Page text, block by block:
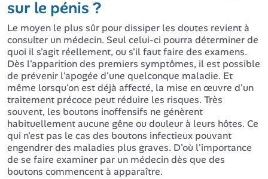
sur le pénis ?
Le moyen le plus sûr pour dissiper les doutes revient à
consulter un médecin. Seul celui-ci pourra déterminer de
quoi il s'agit réellement, ou s'il faut faire des examens.
Dès l'apparition des premiers symptômes, il est possible
de prévenir l'apogée d'une quelconque maladie. Et
même lorsqu'on est déjà affecté, la mise en œuvre d'un
traitement précoce peut réduire les risques. Très
souvent, les boutons inoffensifs ne génèrent
habituellement aucune gêne ou douleur à leurs hôtes. Ce
qui n'est pas le cas des boutons infectieux pouvant
engendrer des maladies plus graves. D'où l'importance
de se faire examiner par un médecin dès que des
boutons commencent à apparaître.